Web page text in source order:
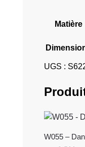
Matière
UGS :
W055 –